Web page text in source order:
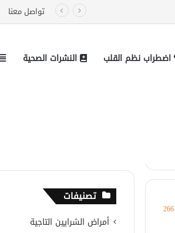
تواصل معنا
اضطراب نظم القلب النشرات الصحية
266
تصنيفات
أمراض الشرايين التاجية